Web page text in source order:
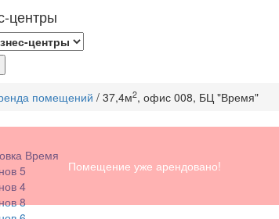
центры
помещений / 37,4м2, офис 008, БЦ "Время"
Помещение уже арендовано!